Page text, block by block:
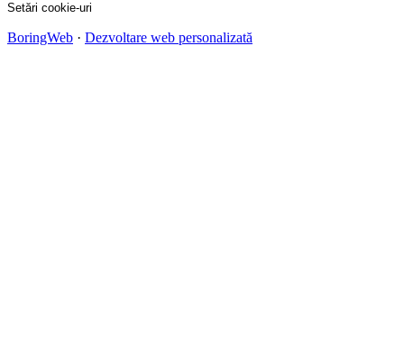
Setări cookie-uri
BoringWeb · Dezvoltare web personalizată